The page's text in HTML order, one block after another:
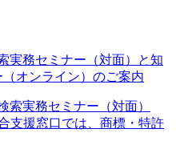
実務セミナー（対面）と知
オンライン）のご案内
実務セミナー（対面）
支援窓口では、商標・特許